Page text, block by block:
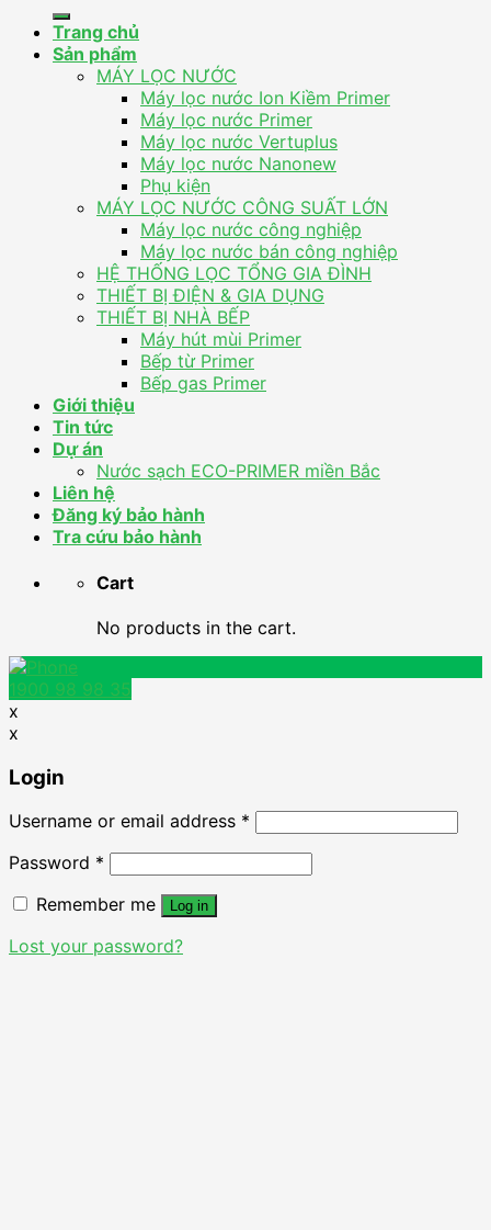
Trang chủ
Sản phẩm
MÁY LỌC NƯỚC
Máy lọc nước Ion Kiềm Primer
Máy lọc nước Primer
Máy lọc nước Vertuplus
Máy lọc nước Nanonew
Phụ kiện
MÁY LỌC NƯỚC CÔNG SUẤT LỚN
Máy lọc nước công nghiệp
Máy lọc nước bán công nghiệp
HỆ THỐNG LỌC TỔNG GIA ĐÌNH
THIẾT BỊ ĐIỆN & GIA DỤNG
THIẾT BỊ NHÀ BẾP
Máy hút mùi Primer
Bếp từ Primer
Bếp gas Primer
Giới thiệu
Tin tức
Dự án
Nước sạch ECO-PRIMER miền Bắc
Liên hệ
Đăng ký bảo hành
Tra cứu bảo hành
Cart
No products in the cart.
1900 98 98 35
x
x
Login
Username or email address *
Password *
Remember me
Log in
Lost your password?